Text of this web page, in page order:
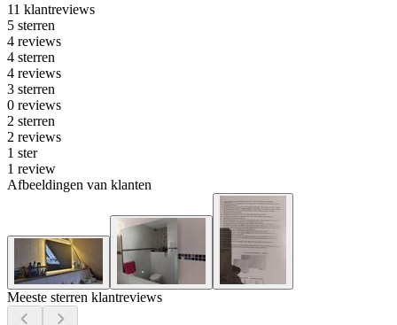
11 klantreviews
5 sterren
4 reviews
4 sterren
4 reviews
3 sterren
0 reviews
2 sterren
2 reviews
1 ster
1 review
Afbeeldingen van klanten
Meeste sterren klantreviews